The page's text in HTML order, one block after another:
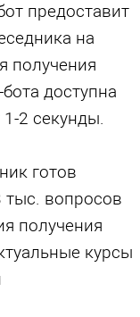
предоставит
на
получения
доступна
1-2 секунды.
готов
тыс. вопросов
получения
курсы